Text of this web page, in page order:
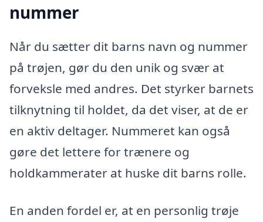
nummer
Når du sætter dit barns navn og nummer
på trøjen, gør du den unik og svær at
forveksle med andres. Det styrker barnets
tilknytning til holdet, da det viser, at de er
en aktiv deltager. Nummeret kan også
gøre det lettere for trænere og
holdkammerater at huske dit barns rolle.
En anden fordel er, at en personlig trøje